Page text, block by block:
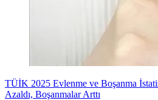
TÜİK 2025 Evlenme ve Boşanma
Azaldı, Boşanmalar Arttı